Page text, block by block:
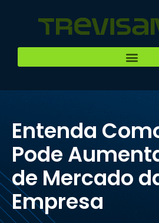
Entenda
Pode
de Mercado
Empresa